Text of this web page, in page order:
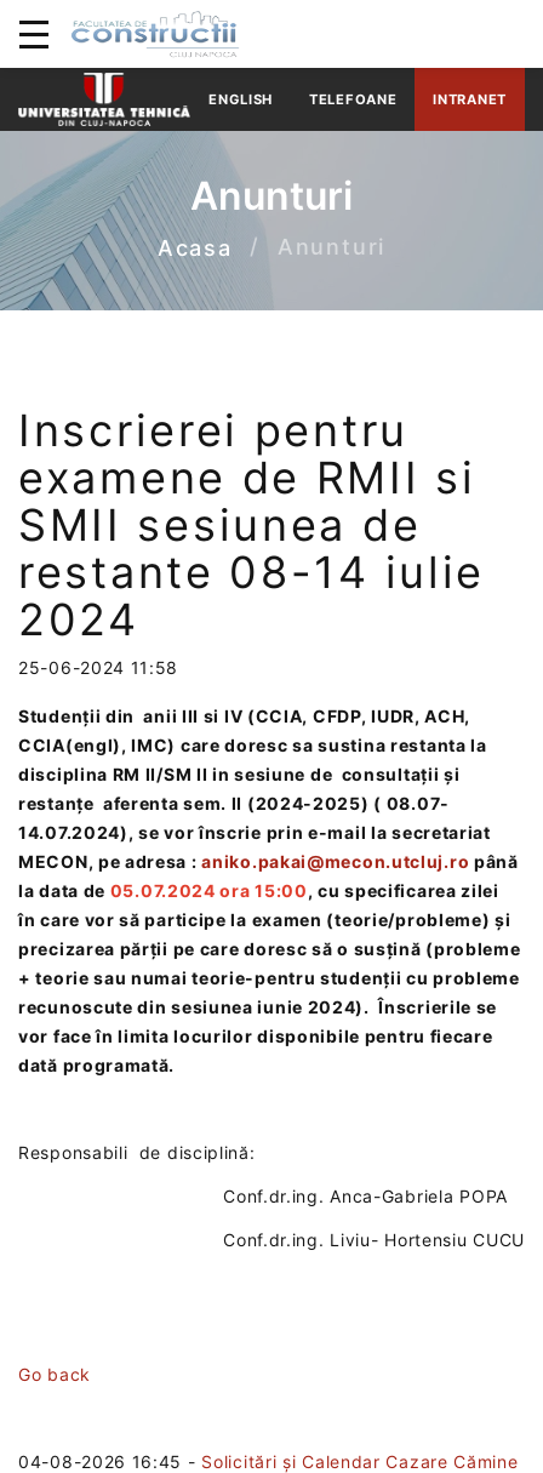
ENGLISH TELEFOANE INTRANET
Anunturi
Acasa Anunturi
Inscrierei pentru
examene de RMII si
SMII sesiunea de
restante 08-14 iulie
2024
25-06-2024 11:58
Studenții din anii III si IV (CCIA, CFDP, IUDR, ACH,
CCIA(engl), IMC) care doresc sa sustina restanta la
disciplina RM II/SM II in sesiune de consultații și
restanțe aferenta sem. II (2024-2025) ( 08.07-
14.07.2024), se vor înscrie prin e-mail la secretariat
MECON, pe adresa :aniko.pakai@mecon.utcluj.ro până
la data de 05.07.2024 ora 15:00, cu specificarea zilei
în care vor să participe la examen (teorie/probleme) și
precizarea părții pe care doresc să o susțină (probleme
+ teorie sau numai teorie-pentru studenții cu probleme
recunoscute din sesiunea iunie 2024). Înscrierile se
vor face în limita locurilor disponibile pentru fiecare
dată programată.
Responsabili de disciplină:
Conf.dr.ing. Anca-Gabriela POPA
Conf.dr.ing. Liviu- Hortensiu CUCU
Go back
04-08-2026 16:45 - Solicitări și Calendar Cazare Cămine